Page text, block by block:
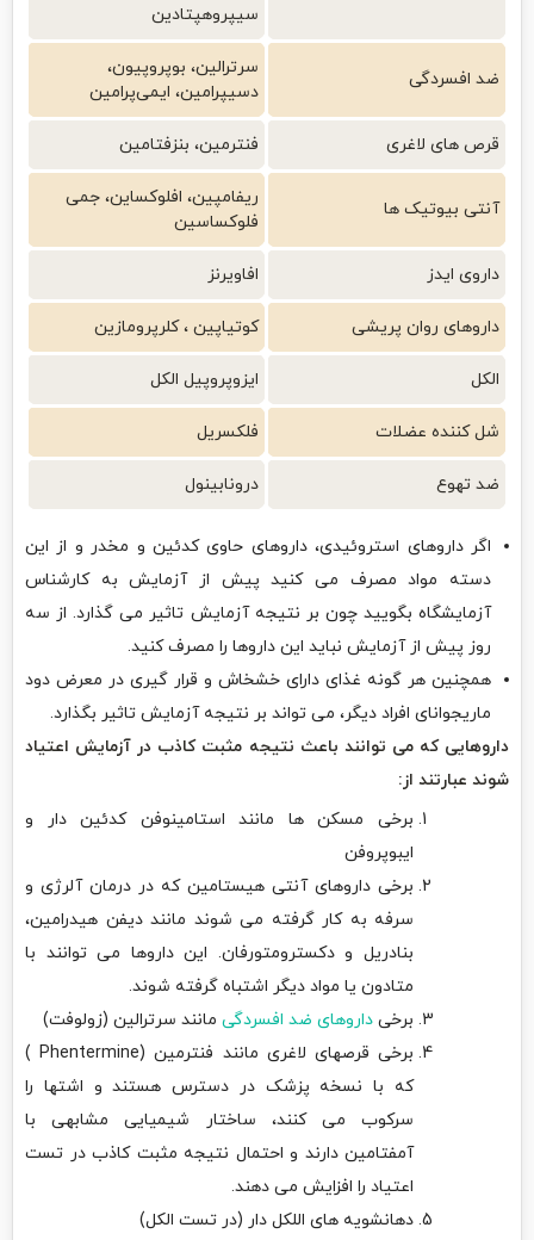
سیپروهپتادین
ضد افسردگی
سرترالین، بوپروپیون،
دسیپرامین، ایمی‌پرامین
قرص های لاغری فنترمین، بنزفتامین
آنتی بیوتیک ها
ریفامپین، افلوکساین، جمی
فلوکساسین
داروی ایدز افاویرنز
داروهای روان پریشی کوتیاپین ، کلرپرومازین
الکل ایزوپروپیل الکل
شل کننده عضلات فلکسریل
ضد تهوع درونابینول
اگر داروهای استروئیدی، داروهای حاوی کدئین و مخدر و از این
دسته مواد مصرف می کنید پیش از آزمایش به کارشناس
آزمایشگاه بگویید چون بر نتیجه آزمایش تاثیر می گذارد. از سه
روز پیش از آزمایش نباید این داروها را مصرف کنید.
همچنین هر گونه غذای دارای خشخاش و قرار گیری در معرض دود
ماریجوانای افراد دیگر، می تواند بر نتیجه آزمایش تاثیر بگذارد.
داروهایی که می توانند باعث نتیجه مثبت کاذب در آزمایش اعتیاد
شوند عبارتند از:
برخی مسکن ها مانند استامینوفن کدئین دار و
ایبوپروفن
برخی داروهای آنتی هیستامین که در درمان آلرژی و
سرفه به کار گرفته می شوند مانند دیفن هیدرامین،
بنادریل و دکسترومتورفان. این داروها می توانند با
متادون یا مواد دیگر اشتباه گرفته شوند.
برخی داروهای ضد افسردگی مانند سرترالین (زولوفت)
برخی قرصهای لاغری مانند فنترمین (Phentermine )
که با نسخه پزشک در دسترس هستند و اشتها را
سرکوب می کنند، ساختار شیمیایی مشابهی با
آمفتامین دارند و احتمال نتیجه مثبت کاذب در تست
اعتیاد را افزایش می دهند.
دهانشویه های اللکل دار (در تست الکل)